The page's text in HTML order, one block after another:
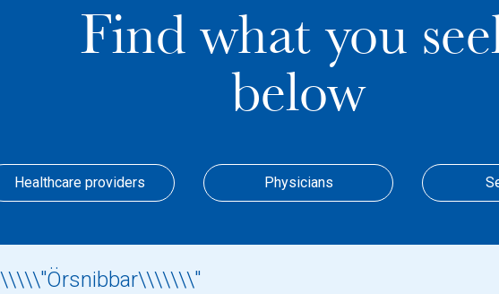
Find what you
below
Healthcare providers Physicians